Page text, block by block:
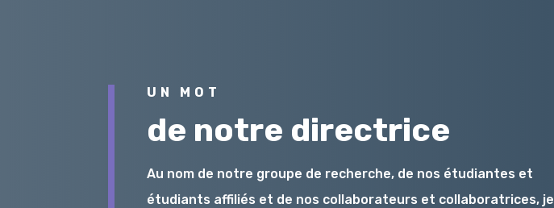
UN MOT
de notre directrice
Au nom de notre groupe de recherche, de nos étudiantes et
étudiants affiliés et de nos collaborateurs et collaboratrices, je